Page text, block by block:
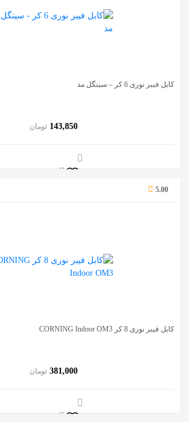
کابل فیبر نوری 6 کر – سینگل مد
تومان 143,850
5.00
کابل فیبر نوری 8 کر CORNING Indoor OM3
تومان 381,000